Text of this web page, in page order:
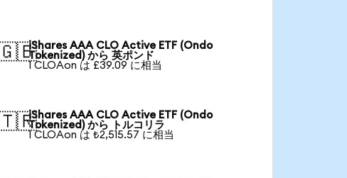
iShares AAA CLO Active ETF (Ondo
Tokenized) から 英ポンド
1 CLOAon は £39.09 に相当
iShares AAA CLO Active ETF (Ondo
Tokenized) から トルコリラ
1 CLOAon は ₺2,515.57 に相当